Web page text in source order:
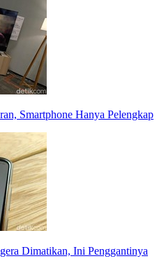
Smartphone Hanya Pelengkap
Dimatikan, Ini Penggantinya